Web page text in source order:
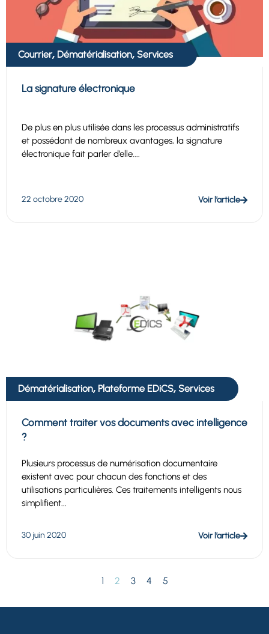
Courrier, Dématérialisation, Services
La signature électronique
De plus en plus utilisée dans les processus administratifs
et possédant de nombreux avantages, la signature
électronique fait parler d’elle....
22 octobre 2020 Voir l’article
Dématérialisation, Plateforme EDiCS, Services
Comment traiter vos documents avec intelligence
?
Plusieurs processus de numérisation documentaire
existent avec pour chacun des fonctions et des
utilisations particulières. Ces traitements intelligents nous
simplifient...
30 juin 2020 Voir l’article
1 2 3 4 5